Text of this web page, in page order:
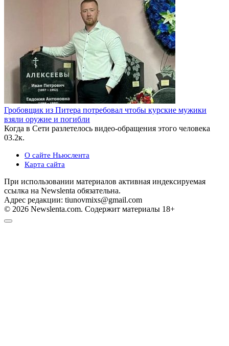
Гробовщик из Питера потребовал чтобы курские мужики
взяли оружие и погибли
Когда в Сети разлетелось видео-обращения этого человека
03.2к.
О сайте Ньюслента
Карта сайта
При использовании материалов активная индексируемая
ссылка на Newslenta обязательна.
Адрес редакции: tiunovmixs@gmail.com
© 2026 Newslenta.com. Содержит материалы 18+